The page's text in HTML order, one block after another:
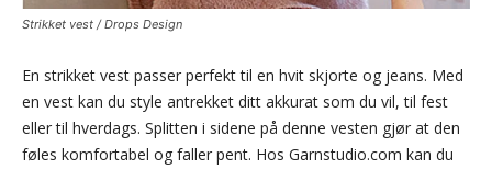
Strikket vest / Drops Design
En strikket vest passer perfekt til en hvit skjorte og jeans. Med
en vest kan du style antrekket ditt akkurat som du vil, til fest
eller til hverdags. Splitten i sidene på denne vesten gjør at den
føles komfortabel og faller pent. Hos Garnstudio.com kan du